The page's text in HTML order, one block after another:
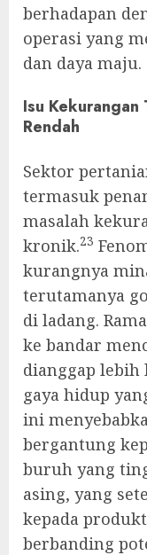
berhadapan
operasi yang
dan daya maju.
Isu
Rendah
Sektor
termasuk
masalah
kronik.23
kurangnya
terutamanya
di ladang.
ke bandar
dianggap lebih
gaya hidup
ini
bergantung
buruh yang
asing, yang
kepada
berbanding